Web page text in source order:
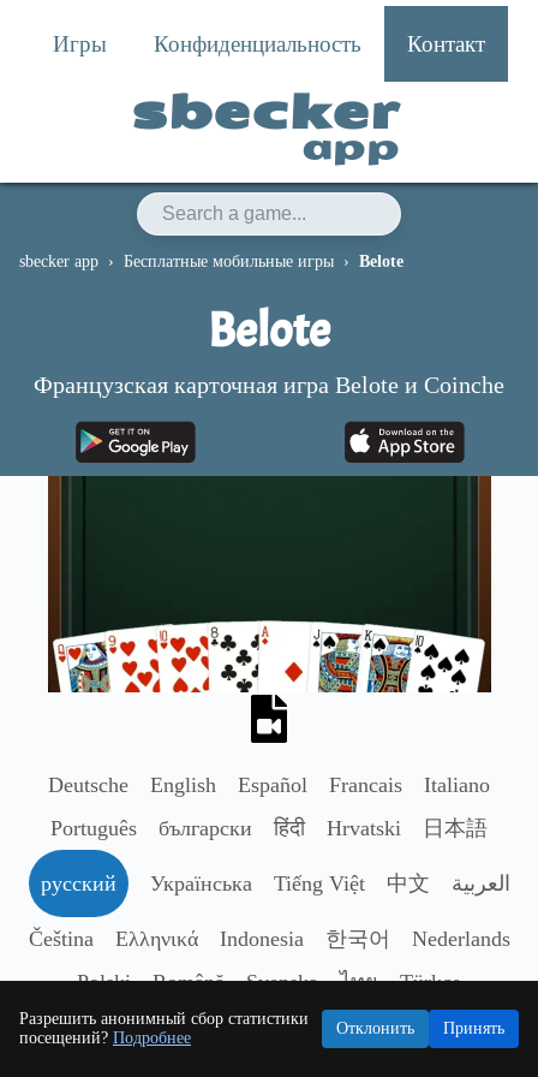
Разрешить анонимный сбор статистики
посещений? Подробнее
Отклонить Принять
Игры Конфиденциальность Контакт
sbecker
app
sbecker app Бесплатные мобильные игры Belote
Belote
Французская карточная игра Belote и Coinche
Deutsche English Español Francais
Italiano
Português
български हिंदी Hrvatski 日本語
русский Українська Tiếng Việt 中文 العربية
Čeština Ελληνικά Indonesia 한국어
Nederlands
Polski
Română Svenska ไทย Türkçe